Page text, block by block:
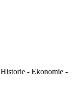
- Ekonomie -